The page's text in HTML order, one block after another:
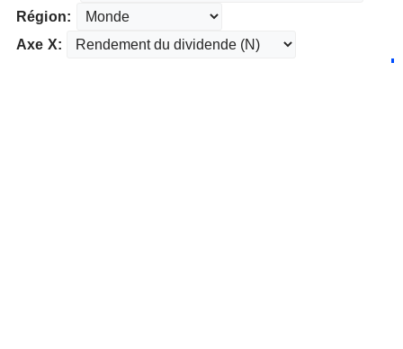
Région:
Axe X: